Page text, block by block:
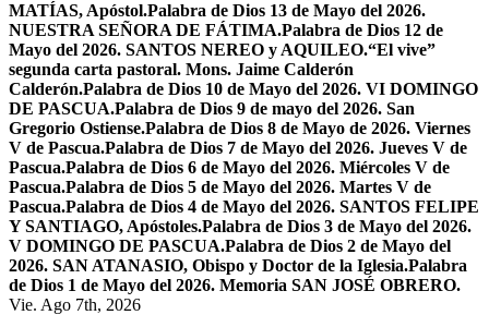
MATÍAS, Apóstol.Palabra de Dios 13 de Mayo del 2026.
NUESTRA SEÑORA DE FÁTIMA.Palabra de Dios 12 de
Mayo del 2026. SANTOS NEREO y AQUILEO.“El vive”
segunda carta pastoral. Mons. Jaime Calderón
Calderón.Palabra de Dios 10 de Mayo del 2026. VI DOMINGO
DE PASCUA.Palabra de Dios 9 de mayo del 2026. San
Gregorio Ostiense.Palabra de Dios 8 de Mayo de 2026. Viernes
V de Pascua.Palabra de Dios 7 de Mayo del 2026. Jueves V de
Pascua.Palabra de Dios 6 de Mayo del 2026. Miércoles V de
Pascua.Palabra de Dios 5 de Mayo del 2026. Martes V de
Pascua.Palabra de Dios 4 de Mayo del 2026. SANTOS FELIPE
Y SANTIAGO, Apóstoles.Palabra de Dios 3 de Mayo del 2026.
V DOMINGO DE PASCUA.Palabra de Dios 2 de Mayo del
2026. SAN ATANASIO, Obispo y Doctor de la Iglesia.Palabra
de Dios 1 de Mayo del 2026. Memoria SAN JOSÉ OBRERO.
Vie. Ago 7th, 2026